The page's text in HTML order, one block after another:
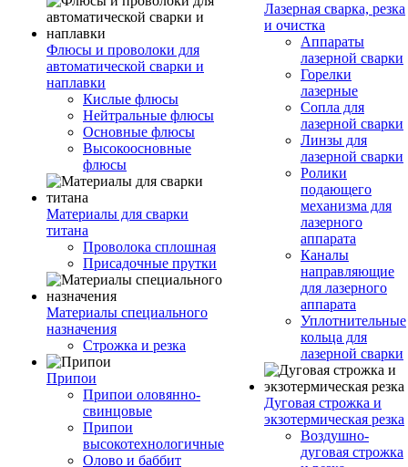
Флюсы и проволоки для
автоматической сварки и
наплавки
Кислые флюсы
Нейтральные флюсы
Основные флюсы
Высокоосновные
флюсы
Материалы для сварки
титана
Проволока сплошная
Присадочные прутки
Материалы специального
назначения
Строжка и резка
Припои
Припои оловянно-
свинцовые
Припои
высокотехнологичные
Олово и баббит
Лазерная сварка, резка
и очистка
Аппараты
лазерной сварки
Горелки
лазерные
Сопла для
лазерной сварки
Линзы для
лазерной сварки
Ролики
подающего
механизма для
лазерного
аппарата
Каналы
направляющие
для лазерного
аппарата
Уплотнительные
кольца для
лазерной сварки
Дуговая строжка и
экзотермическая резка
Воздушно-
дуговая строжка